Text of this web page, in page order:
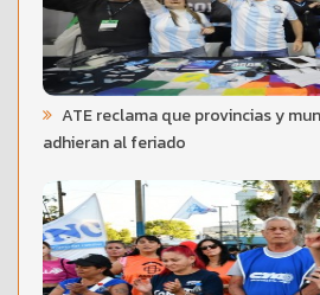
ATE reclama que provincias y
adhieran al feriado